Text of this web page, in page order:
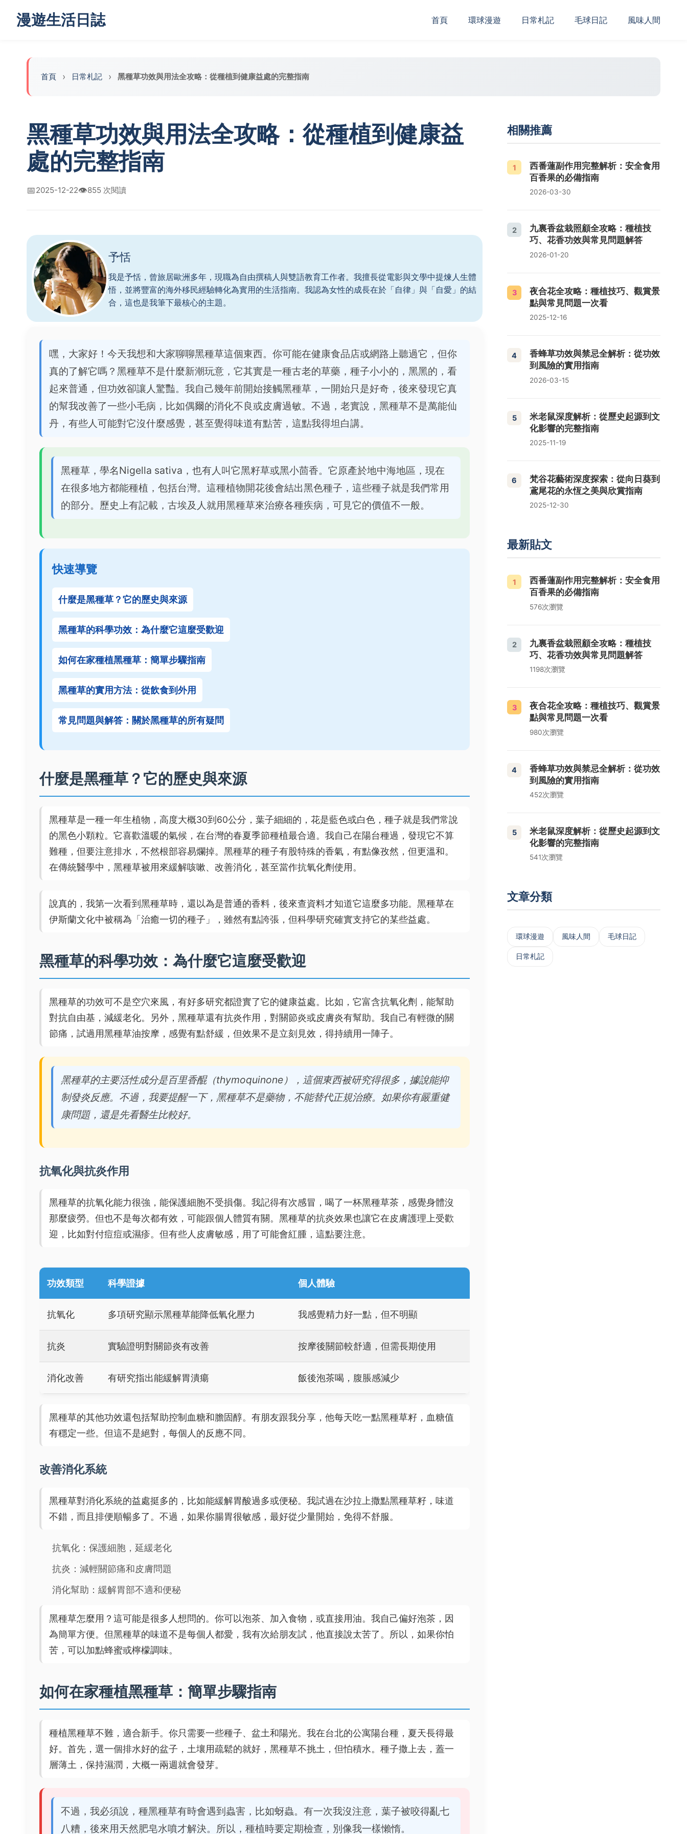
漫遊生活日誌 首頁 ‌環球漫遊 日常札記 毛球日記 風味人間
首頁 日常札記 黑種草功效與用法全攻略：從種植到健康益處的完整指南
黑種草功效與用法全攻略：從種植到健康益
處的完整指南
📅2025-12-22👁️855 次閱讀
予恬
我是予恬，曾旅居歐洲多年，現職為自由撰稿人與雙語教育工作者。我擅長從電影與文學中提煉人生體
悟，並將豐富的海外移民經驗轉化為實用的生活指南。我認為女性的成長在於「自律」與「自愛」的結
合，這也是我筆下最核心的主題。
嘿，大家好！今天我想和大家聊聊黑種草這個東西。你可能在健康食品店或網路上聽過它，但你
真的了解它嗎？黑種草不是什麼新潮玩意，它其實是一種古老的草藥，種子小小的，黑黑的，看
起來普通，但功效卻讓人驚豔。我自己幾年前開始接觸黑種草，一開始只是好奇，後來發現它真
的幫我改善了一些小毛病，比如偶爾的消化不良或皮膚過敏。不過，老實說，黑種草不是萬能仙
丹，有些人可能對它沒什麼感覺，甚至覺得味道有點苦，這點我得坦白講。
黑種草，學名Nigella sativa，也有人叫它黑籽草或黑小茴香。它原產於地中海地區，現在
在很多地方都能種植，包括台灣。這種植物開花後會結出黑色種子，這些種子就是我們常用
的部分。歷史上有記載，古埃及人就用黑種草來治療各種疾病，可見它的價值不一般。
快速導覽
什麼是黑種草？它的歷史與來源
黑種草的科學功效：為什麼它這麼受歡迎
如何在家種植黑種草：簡單步驟指南
黑種草的實用方法：從飲食到外用
常見問題與解答：關於黑種草的所有疑問
什麼是黑種草？它的歷史與來源
黑種草是一種一年生植物，高度大概30到60公分，葉子細細的，花是藍色或白色，種子就是我們常說
的黑色小顆粒。它喜歡溫暖的氣候，在台灣的春夏季節種植最合適。我自己在陽台種過，發現它不算
難種，但要注意排水，不然根部容易爛掉。黑種草的種子有股特殊的香氣，有點像孜然，但更溫和。
在傳統醫學中，黑種草被用來緩解咳嗽、改善消化，甚至當作抗氧化劑使用。
說真的，我第一次看到黑種草時，還以為是普通的香料，後來查資料才知道它這麼多功能。黑種草在
伊斯蘭文化中被稱為「治癒一切的種子」，雖然有點誇張，但科學研究確實支持它的某些益處。
黑種草的科學功效：為什麼它這麼受歡迎
黑種草的功效可不是空穴來風，有好多研究都證實了它的健康益處。比如，它富含抗氧化劑，能幫助
對抗自由基，減緩老化。另外，黑種草還有抗炎作用，對關節炎或皮膚炎有幫助。我自己有輕微的關
節痛，試過用黑種草油按摩，感覺有點舒緩，但效果不是立刻見效，得持續用一陣子。
黑種草的主要活性成分是百里香醌（thymoquinone），這個東西被研究得很多，據說能抑
制發炎反應。不過，我要提醒一下，黑種草不是藥物，不能替代正規治療。如果你有嚴重健
康問題，還是先看醫生比較好。
抗氧化與抗炎作用
黑種草的抗氧化能力很強，能保護細胞不受損傷。我記得有次感冒，喝了一杯黑種草茶，感覺身體沒
那麼疲勞。但也不是每次都有效，可能跟個人體質有關。黑種草的抗炎效果也讓它在皮膚護理上受歡
迎，比如對付痘痘或濕疹。但有些人皮膚敏感，用了可能會紅腫，這點要注意。
功效類型 科學證據 個人體驗
抗氧化 多項研究顯示黑種草能降低氧化壓力 我感覺精力好一點，但不明顯
抗炎 實驗證明對關節炎有改善 按摩後關節較舒適，但需長期使用
消化改善 有研究指出能緩解胃潰瘍 飯後泡茶喝，腹脹感減少
黑種草的其他功效還包括幫助控制血糖和膽固醇。有朋友跟我分享，他每天吃一點黑種草籽，血糖值
有穩定一些。但這不是絕對，每個人的反應不同。
改善消化系統
黑種草對消化系統的益處挺多的，比如能緩解胃酸過多或便秘。我試過在沙拉上撒點黑種草籽，味道
不錯，而且排便順暢多了。不過，如果你腸胃很敏感，最好從少量開始，免得不舒服。
抗氧化：保護細胞，延緩老化
抗炎：減輕關節痛和皮膚問題
消化幫助：緩解胃部不適和便秘
黑種草怎麼用？這可能是很多人想問的。你可以泡茶、加入食物，或直接用油。我自己偏好泡茶，因
為簡單方便。但黑種草的味道不是每個人都愛，我有次給朋友試，他直接說太苦了。所以，如果你怕
苦，可以加點蜂蜜或檸檬調味。
如何在家種植黑種草：簡單步驟指南
種植黑種草不難，適合新手。你只需要一些種子、盆土和陽光。我在台北的公寓陽台種，夏天長得最
好。首先，選一個排水好的盆子，土壤用疏鬆的就好，黑種草不挑土，但怕積水。種子撒上去，蓋一
層薄土，保持濕潤，大概一兩週就會發芽。
不過，我必須說，種黑種草有時會遇到蟲害，比如蚜蟲。有一次我沒注意，葉子被咬得亂七
八糟，後來用天然肥皂水噴才解決。所以，種植時要定期檢查，別像我一樣懶惰。
相關推薦
1
西番蓮副作用完整解析：安全食用
百香果的必備指南
2026-03-30
2
九裏香盆栽照顧全攻略：種植技
巧、花香功效與常見問題解答
2026-01-20
3
夜合花全攻略：種植技巧、觀賞景
點與常見問題一次看
2025-12-16
4
香蜂草功效與禁忌全解析：從功效
到風險的實用指南
2026-03-15
5
米老鼠深度解析：從歷史起源到文
化影響的完整指南
2025-11-19
6
梵谷花藝術深度探索：從向日葵到
鳶尾花的永恆之美與欣賞指南
2025-12-30
最新貼文
1
西番蓮副作用完整解析：安全食用
百香果的必備指南
576次瀏覽
2
九裏香盆栽照顧全攻略：種植技
巧、花香功效與常見問題解答
1198次瀏覽
3
夜合花全攻略：種植技巧、觀賞景
點與常見問題一次看
980次瀏覽
4
香蜂草功效與禁忌全解析：從功效
到風險的實用指南
452次瀏覽
5
米老鼠深度解析：從歷史起源到文
化影響的完整指南
541次瀏覽
文章分類
‌環球漫遊 風味人間 毛球日記
日常札記